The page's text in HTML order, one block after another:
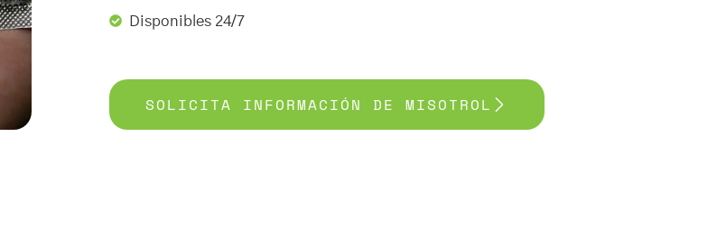
Disponibles 24/7
SOLICITA INFORMACIÓN DE MISOTROL